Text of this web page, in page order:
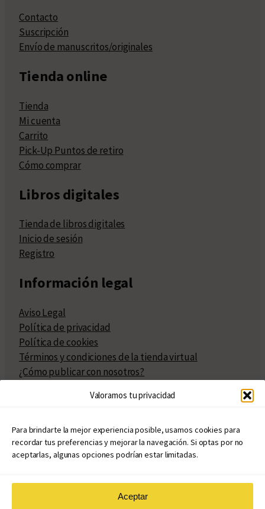
Valoramos tu privacidad
Para brindarte la mejor experiencia posible, usamos cookies para
recordar tus preferencias y mejorar la navegación. Si optas por no
aceptarlas, algunas opciones podrían estar limitadas.
Aceptar
Contacto
Suscripción
Envío de manuscritos/originales
Tienda online
Tienda
Mi cuenta
Carrito
Pick-Up Puntos de retiro
Cómo comprar
Libros digitales
Tienda de libros digitales
Inicio de sesión
Registro
Información legal
Aviso Legal
Política de privacidad
Política de cookies
Términos y condiciones de la tienda virtual
¿Cómo publicar con nosotros?
Políticas de publicación
Políticas de coedición
Atribuciones